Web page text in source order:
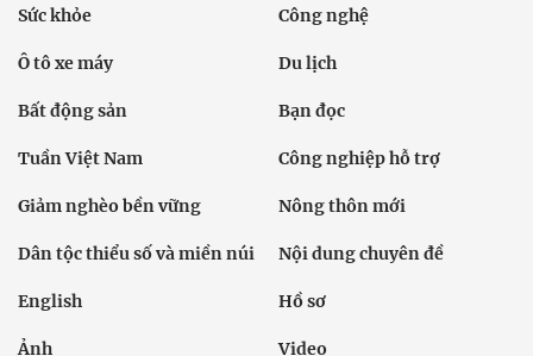
Sức khỏe Công nghệ
Ô tô xe máy Du lịch
Bất động sản Bạn đọc
Tuần Việt Nam Công nghiệp hỗ trợ
Giảm nghèo bền vững Nông thôn mới
Dân tộc thiểu số và miền núi Nội dung chuyên đề
English Hồ sơ
Ảnh Video